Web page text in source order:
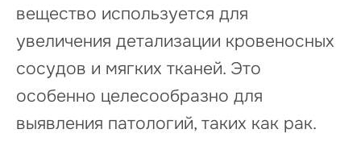
вещество используется для
увеличения детализации кровеносных
сосудов и мягких тканей. Это
особенно целесообразно для
выявления патологий, таких как рак.